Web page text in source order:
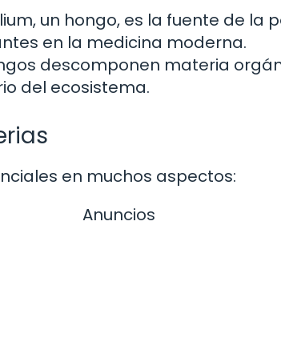
un hongo, es la fuente de la
en la medicina moderna.
descomponen materia
del ecosistema.
en muchos aspectos:
Anuncios